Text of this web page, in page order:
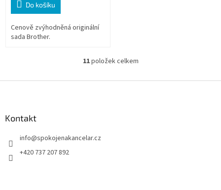
Do košíku
Cenově zvýhodněná originální
sada Brother.
O
l
11položek celkem
Kontakt
info@spokojenakancelar.cz
+420 737 207 892